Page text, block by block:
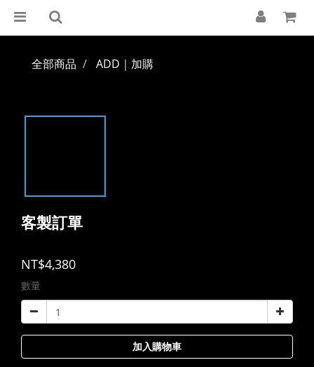
全部商品 ADD｜加購
客製訂單
NT$4,380
數量
加入購物車